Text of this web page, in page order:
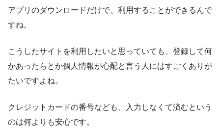
アプリのダウンロードだけで、利用することができるんで
すね。
こうしたサイトを利用したいと思っていても、登録して何
かあったらとか個人情報が心配と言う人にはすごくありが
たいですよね。
クレジットカードの番号なども、入力しなくて済むという
のは何よりも安心です。